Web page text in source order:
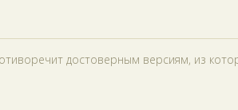
достоверным версиям, из